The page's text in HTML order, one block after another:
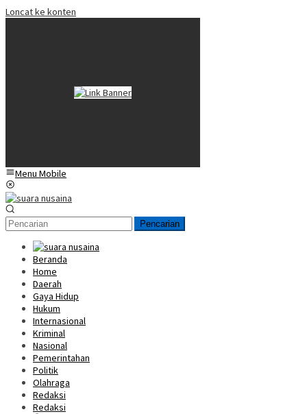
Loncat ke konten
Menu Mobile
Pencarian
Beranda
Home
Daerah
Gaya Hidup
Hukum
Internasional
Kriminal
Nasional
Pemerintahan
Politik
Olahraga
Redaksi
Redaksi